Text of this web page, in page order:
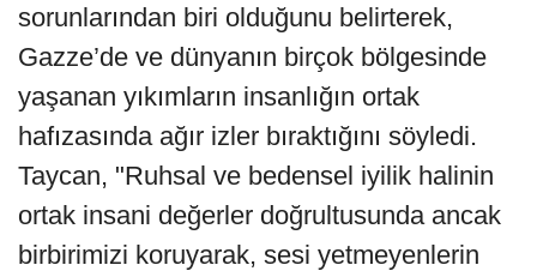
sorunlarından biri olduğunu belirterek,
Gazze’de ve dünyanın birçok bölgesinde
yaşanan yıkımların insanlığın ortak
hafızasında ağır izler bıraktığını söyledi.
Taycan, "Ruhsal ve bedensel iyilik halinin
ortak insani değerler doğrultusunda ancak
birbirimizi koruyarak, sesi yetmeyenlerin